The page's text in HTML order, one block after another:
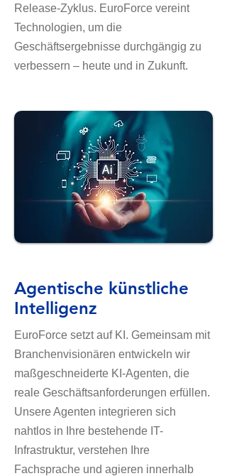
Release-Zyklus. EuroForce vereint
Technologien, um die
Geschäftsergebnisse durchgängig zu
verbessern – heute und in Zukunft.
Agentische künstliche
Intelligenz
EuroForce setzt auf KI. Gemeinsam mit
Branchenvisionären entwickeln wir
maßgeschneiderte KI-Agenten, die
reale Geschäftsanforderungen erfüllen.
Unsere Agenten integrieren sich
nahtlos in Ihre bestehende IT-
Infrastruktur, verstehen Ihre
Fachsprache und agieren innerhalb